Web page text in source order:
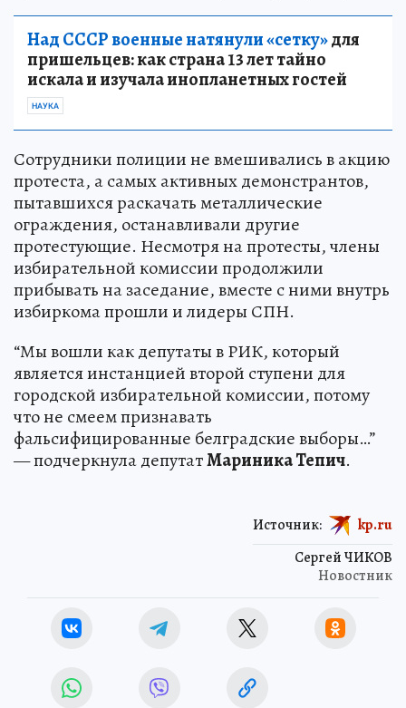
Над СССР военные натянули «сетку»для
пришельцев: как страна 13 лет тайно
искала и изучала инопланетных гостей
НАУКА
Сотрудники полиции не вмешивались в акцию
протеста, а самых активных демонстрантов,
пытавшихся раскачать металлические
ограждения, останавливали другие
протестующие. Несмотря на протесты, члены
избирательной комиссии продолжили
прибывать на заседание, вместе с ними внутрь
избиркома прошли и лидеры СПН.
“Мы вошли как депутаты в РИК, который
является инстанцией второй ступени для
городской избирательной комиссии, потому
что не смеем признавать
фальсифицированные белградские выборы…”
— подчеркнула депутатМариника Тепич.
Сергей ЧИКОВ
Новостник
Источник: kp.ru